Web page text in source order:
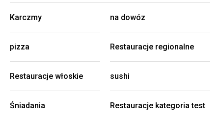
Karczmy na dowóz
pizza Restauracje regionalne
Restauracje włoskie sushi
Śniadania Restauracje kategoria test